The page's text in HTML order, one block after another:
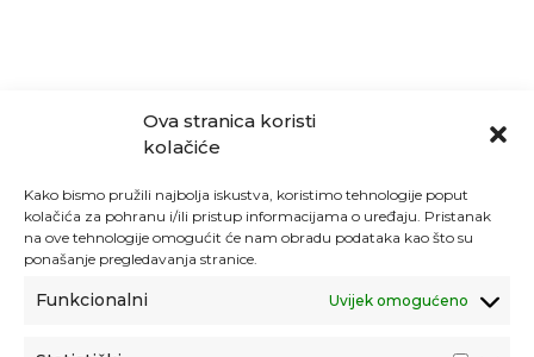
Ova stranica koristi
kolačiće
Kako bismo pružili najbolja iskustva, koristimo tehnologije poput
kolačića za pohranu i/ili pristup informacijama o uređaju. Pristanak
na ove tehnologije omogućit će nam obradu podataka kao što su
ponašanje pregledavanja stranice.
Funkcionalni Uvijek omogućeno